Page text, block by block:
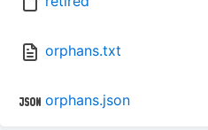
orphans.txt
orphans.json